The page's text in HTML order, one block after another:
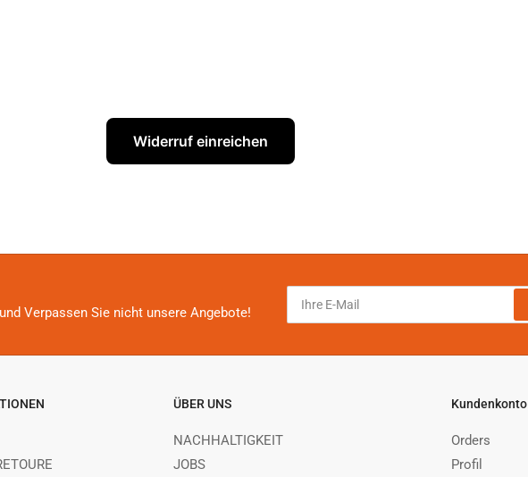
Widerruf einreichen
Verpassen Sie nicht unsere Angebote!
Ihre
Mail
ÜBER UNS
NACHHALTIGKEIT
JOBS
Kundenkonto
Orders
Profil